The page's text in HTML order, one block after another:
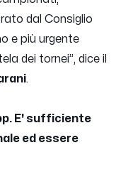
dal Consiglio
e più urgente
dei tornei”, dice il
.
E' sufficiente
ed essere